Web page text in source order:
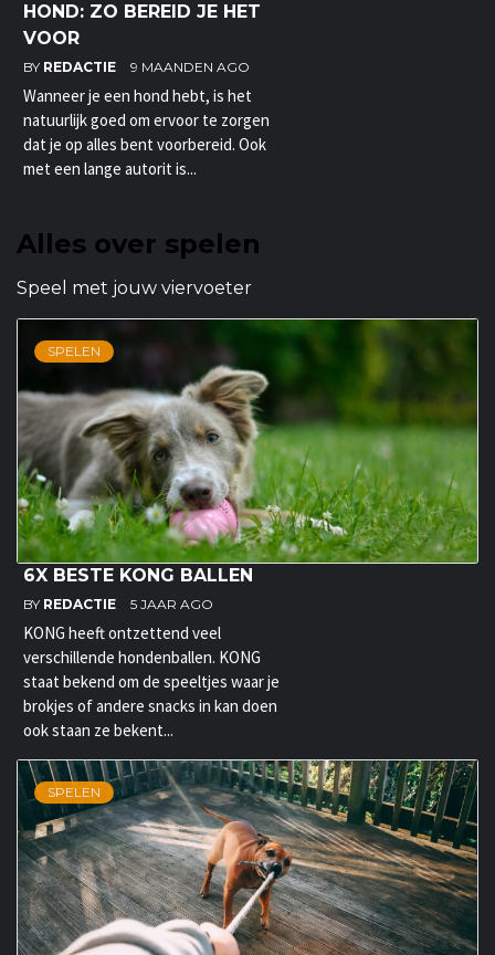
HOND: ZO BEREID JE HET
VOOR
BY REDACTIE 9 MAANDEN AGO
Wanneer je een hond hebt, is het
natuurlijk goed om ervoor te zorgen
dat je op alles bent voorbereid. Ook
met een lange autorit is...
Alles over spelen
Speel met jouw viervoeter
SPELEN
6X BESTE KONG BALLEN
BY REDACTIE 5 JAAR AGO
KONG heeft ontzettend veel
verschillende hondenballen. KONG
staat bekend om de speeltjes waar je
brokjes of andere snacks in kan doen
ook staan ze bekent...
SPELEN